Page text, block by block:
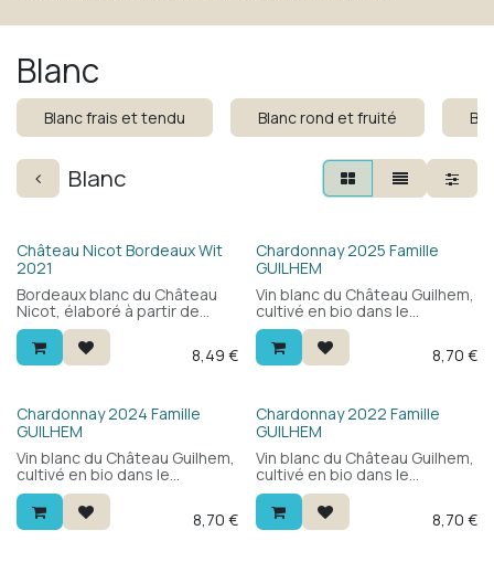
Blanc
Blanc frais et tendu Blanc rond et fruité
Blanc
Château Nicot Bordeaux Wit
2021
Bordeaux blanc du Château
Nicot, élaboré à partir de
sauvignon blanc. Léger, frais
et fin, avec une belle finesse.
Un bordeaux blanc séduisant
8,49 €
Chardonnay 2025 Famille
GUILHEM
Vin blanc du Château Guilhem,
cultivé en bio dans le
Languedoc. 100% chardonnay
: frais et fruité, accessible et
polyvalent. Agréable en
rapport qualité-prix.
8,70 €
Chardonnay 2024 Famille
GUILHEM
Vin blanc du Château Guilhem,
cultivé en bio dans le
Languedoc. 100% chardonnay
: frais et fruité, accessible et
polyvalent. Agréable en 8,70 €
Chardonnay 2022 Famille
GUILHEM
Vin blanc du Château Guilhem,
cultivé en bio dans le
Languedoc. 100% chardonnay
: frais et fruité, accessible et
polyvalent. Agréable en 8,70 €